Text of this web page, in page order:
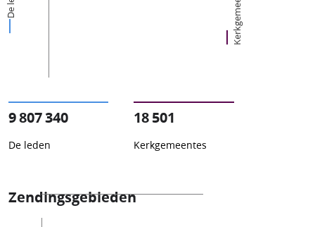
9 807 340
De leden
18 501
Kerkgemeentes
Zendingsgebieden